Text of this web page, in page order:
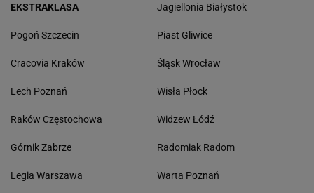
EKSTRAKLASA
Pogoń Szczecin
Cracovia Kraków
Lech Poznań
Raków Częstochowa
Górnik Zabrze
Legia Warszawa
Jagiellonia Białystok
Piast Gliwice
Śląsk Wrocław
Wisła Płock
Widzew Łódź
Radomiak Radom
Warta Poznań